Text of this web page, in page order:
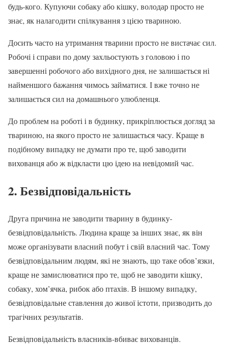
будь-кого. Купуючи собаку або кішку, володар просто не
знає, як налагодити спілкування з цією твариною.
Досить часто на утримання тварини просто не вистачає сил.
Робочі і справи по дому захльостують з головою і по
завершенні робочого або вихідного дня, не залишається ні
найменшого бажання чимось займатися. І вже точно не
залишається сил на домашнього улюбленця.
До проблем на роботі і в будинку, прикріплюється догляд за
твариною, на якого просто не залишається часу. Краще в
подібному випадку не думати про те, щоб заводити
вихованця або ж відкласти цю ідею на невідомий час.
2. Безвідповідальність
Друга причина не заводити тварину в будинку-
безвідповідальність. Людина краще за інших знає, як він
може організувати власний побут і свій власний час. Тому
безвідповідальним людям, які не знають, що таке обов’язки,
краще не замислюватися про те, щоб не заводити кішку,
собаку, хом’ячка, рибок або птахів. В іншому випадку,
безвідповідальне ставлення до живої істоти, призводить до
трагічних результатів.
Безвідповідальність власників-вбиває вихованців.